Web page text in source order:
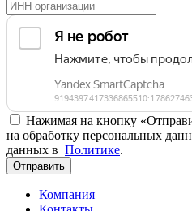
Нажимая на кнопку
на обработку персональных
данных в Политике.
Отправить
Компания